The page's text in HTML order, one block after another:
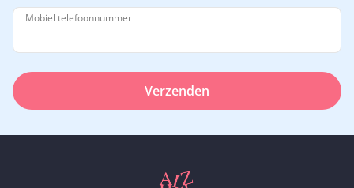
Mobiel telefoonnummer
Verzenden